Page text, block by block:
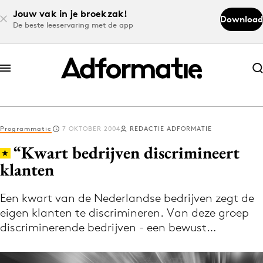
Jouw vak in je broekzak!
De beste leeservaring met de app
Download
Abonneer nu
Abonneer nu
Log in
Volg het laatste nieuws via de Adformatie
Nieuws app
Programmatic 7 OKTOBER 2004 REDACTIE ADFORMATIE
“Kwart bedrijven discrimineert
klanten
Een kwart van de Nederlandse bedrijven zegt de
eigen klanten te discrimineren. Van deze groep
discriminerende bedrijven - een bewust…